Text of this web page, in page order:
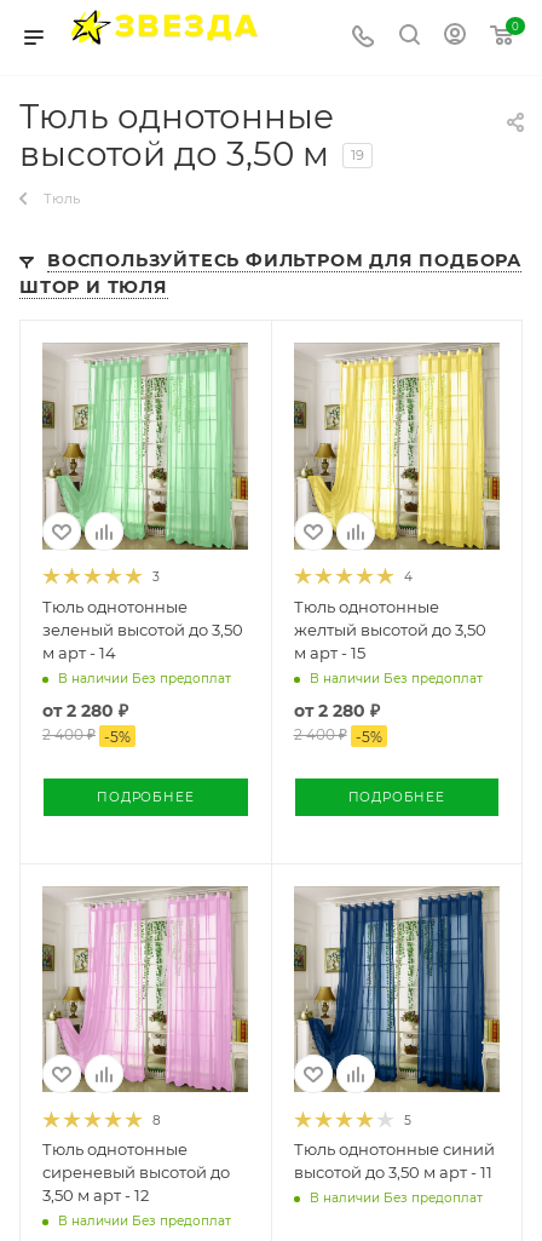
0
Тюль однотонные
высотой до 3,50 м
19
Тюль
ВОСПОЛЬЗУЙТЕСЬ ФИЛЬТРОМ ДЛЯ ПОДБОРА
ШТОР И ТЮЛЯ
3
Тюль однотонные
зеленый высотой до 3,50
м арт - 14
В наличии Без предоплат
от2 280 ₽
2 400 ₽ -5%
ПОДРОБНЕЕ
4
Тюль однотонные
желтый высотой до 3,50
м арт - 15
В наличии Без предоплат
от2 280 ₽
2 400 ₽ -5%
ПОДРОБНЕЕ
8
Тюль однотонные
сиреневый высотой до
3,50 м арт - 12
В наличии Без предоплат
5
Тюль однотонные синий
высотой до 3,50 м арт - 11
В наличии Без предоплат